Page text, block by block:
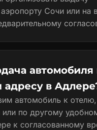
Сочи или на
автомобиля
адресу в
автомобиль к отелю,
или по другому
к согласованному